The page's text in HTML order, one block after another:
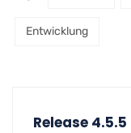
Entwicklung
Release 4.5.5